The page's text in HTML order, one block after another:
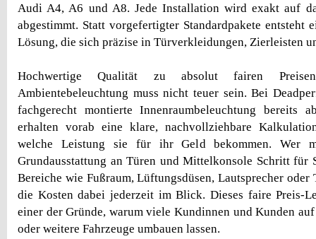
Audi A4, A6 und A8. Jede Installation wird exakt auf
abgestimmt. Statt vorgefertigter Standardpakete entsteht
Lösung, die sich präzise in Türverkleidungen, Zierleisten
Hochwertige Qualität zu absolut fairen
Ambientebeleuchtung muss nicht teuer sein. Bei
fachgerecht montierte Innenraumbeleuchtung bereits
erhalten vorab eine klare, nachvollziehbare
welche Leistung sie für ihr Geld bekommen. Wer
Grundausstattung an Türen und Mittelkonsole Schritt für
Bereiche wie Fußraum, Lüftungsdüsen, Lautsprecher
die Kosten dabei jederzeit im Blick. Dieses faire Preis-
einer der Gründe, warum viele Kundinnen und Kunden
oder weitere Fahrzeuge umbauen lassen.